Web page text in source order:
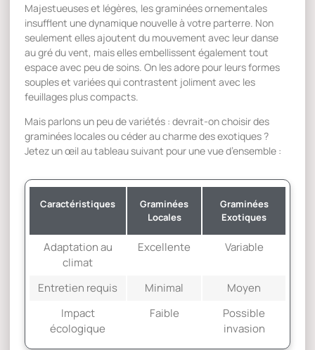
Majestueuses et légères, les graminées ornementales
insufflent une dynamique nouvelle à votre parterre. Non
seulement elles ajoutent du mouvement avec leur danse
au gré du vent, mais elles embellissent également tout
espace avec peu de soins. On les adore pour leurs formes
souples et variées qui contrastent joliment avec les
feuillages plus compacts.
Mais parlons un peu de variétés : devrait-on choisir des
graminées locales ou céder au charme des exotiques ?
Jetez un œil au tableau suivant pour une vue d’ensemble :
Caractéristiques
Graminées
Locales
Graminées
Exotiques
Adaptation au
climat
Excellente Variable
Entretien requis Minimal
Moyen
Impact
écologique
Faible
Possible
invasion